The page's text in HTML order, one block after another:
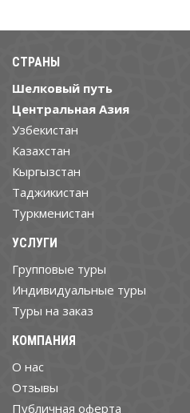
СТРАНЫ
Шелковый путь
Центральная Азия
Узбекистан
Казахстан
Кыргызстан
Таджикистан
Туркменистан
УСЛУГИ
Групповые туры
Индивидуальные туры
Туры на заказ
КОМПАНИЯ
О нас
Отзывы
Публичная оферта